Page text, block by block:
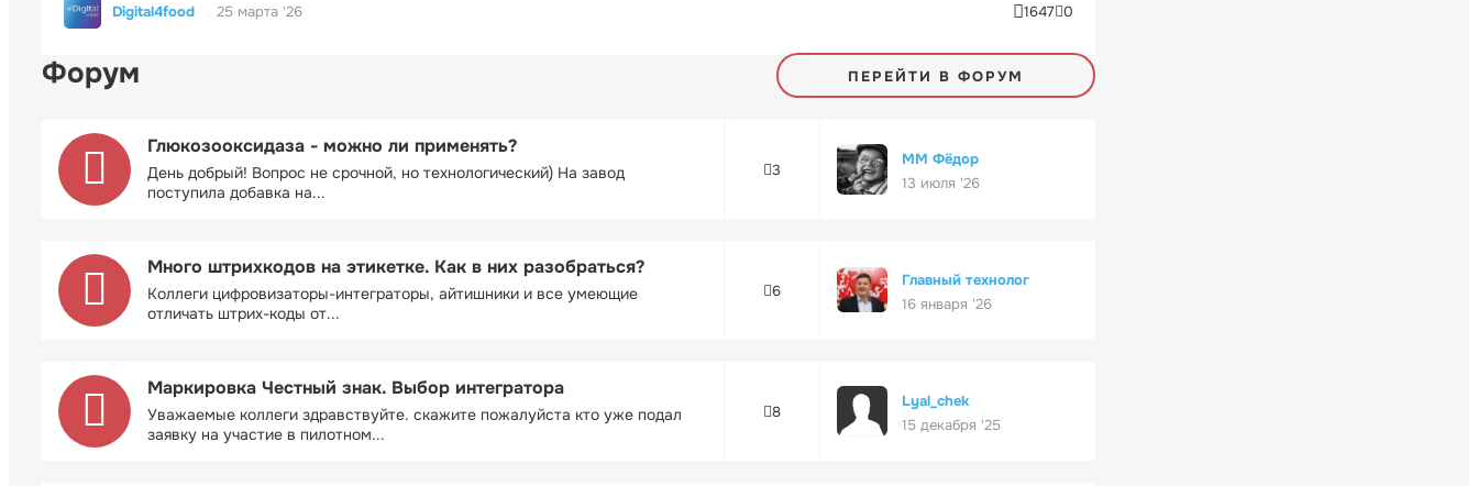
Digital4food 25 марта '26 1647 0
Форум ПЕРЕЙТИ В ФОРУМ
Глюкозооксидаза - можно ли применять?
День добрый! Вопрос не срочной, но технологический) На завод
поступила добавка на...
3
ММ Фёдор
13 июля '26
Много штрихкодов на этикетке. Как в них разобраться?
Коллеги цифровизаторы-интеграторы, айтишники и все умеющие
отличать штрих-коды от...
6
Главный технолог
16 января '26
Маркировка Честный знак. Выбор интегратора
Уважаемые коллеги здравствуйте. скажите пожалуйста кто уже подал
заявку на участие в пилотном...
8
Lyal_chek
15 декабря '25